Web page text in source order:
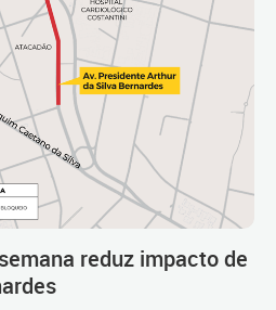
reduz impacto de